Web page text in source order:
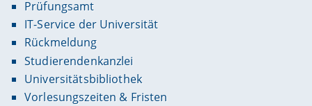
Prüfungsamt
IT-Service der Universität
Rückmeldung
Studierendenkanzlei
Universitätsbibliothek
Vorlesungszeiten & Fristen